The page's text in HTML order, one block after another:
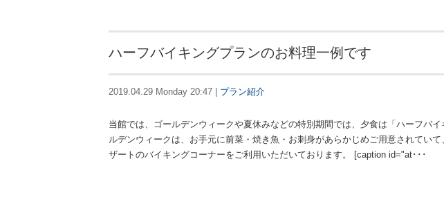
ハーフバイキングプランのお料理一例です
2019.04.29 Monday 20:47 | プラン紹介
当館では、ゴールデンウィークや夏休みなどの特別期間では、夕食は「ハーフバ
ルデンウィークは、お手元に前菜・焼き魚・お刺身があらかじめご用意されてい
ザートのバイキングコーナーをご利用いただいております。 [caption id="at･･･